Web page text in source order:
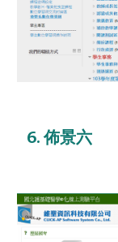
6. 佈景六